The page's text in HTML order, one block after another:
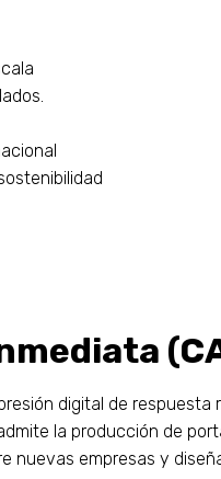
digital de respuesta
la producción de
nuevas empresas y